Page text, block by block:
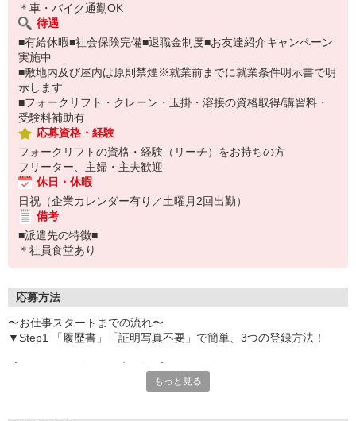
＊車・バイク通勤OK
待遇
■有給休暇■社会保険完備■退職金制度■お友達紹介キャンペーン
実施中
■敷地内及び屋内は原則禁煙※就業前までに就業条件明示書で明
示します
■フォークリフト・クレーン・玉掛・溶接の資格取得/講習料・
受験料補助有
応募資格・経験
フォークリフトの資格・経験（リーチ）をお持ちの方
フリーター、主婦・主夫歓迎
休日・休暇
日祝（企業カレンダー有り／土曜月2回出勤）
備考
■派遣先の特徴■
＊社員食堂あり
応募方法
〜お仕事スタートまでの流れ〜
▼Step1 「履歴書」「証明写真不要」で簡単、3つの登録方法！
いつでも好きな時間に登録OKもっと見る